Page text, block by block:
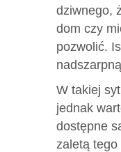
dziwnego,
dom czy
pozwolić.
W takiej
jednak
dostępne
zaletą tego